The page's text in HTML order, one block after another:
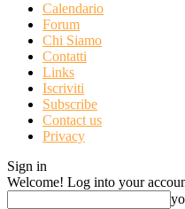
Calendario
Forum
Chi Siamo
Contatti
Links
Iscriviti
Subscribe
Contact us
Privacy
Sign in
Welcome! Log into your